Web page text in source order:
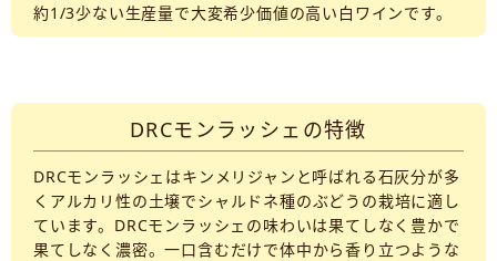
約1/3少ない生産量で大変希少価値の高い白ワインです。
DRCモンラッシェの特徴
DRCモンラッシェはキンメリジャンと呼ばれる石灰分が多
くアルカリ性の土壌でシャルドネ種のぶどうの栽培に適し
ています。DRCモンラッシェの味わいは果てしなく豊かで
果てしなく濃密。一口含むだけで体中から香り立つような